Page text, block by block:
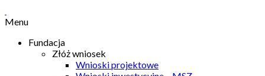
Menu
Fundacja
Złóż wniosek
Wnioski projektowe